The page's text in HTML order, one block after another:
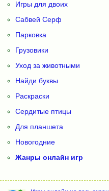
Игры для двоих
Сабвей Серф
Парковка
Грузовики
Уход за животными
Найди буквы
Раскраски
Сердитые птицы
Для планшета
Новогодние
Жанры онлайн игр